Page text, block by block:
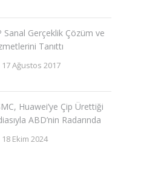
Sanal Gerçeklik Çözüm ve
Tanıttı
17 Ağustos 2017
Huawei’ye Çip Ürettiği
ABD’nin Radarında
18 Ekim 2024